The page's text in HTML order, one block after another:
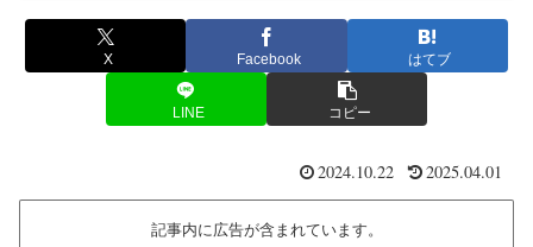
X Facebook はてブ
LINE コピー
2024.10.22 2025.04.01
記事内に広告が含まれています。